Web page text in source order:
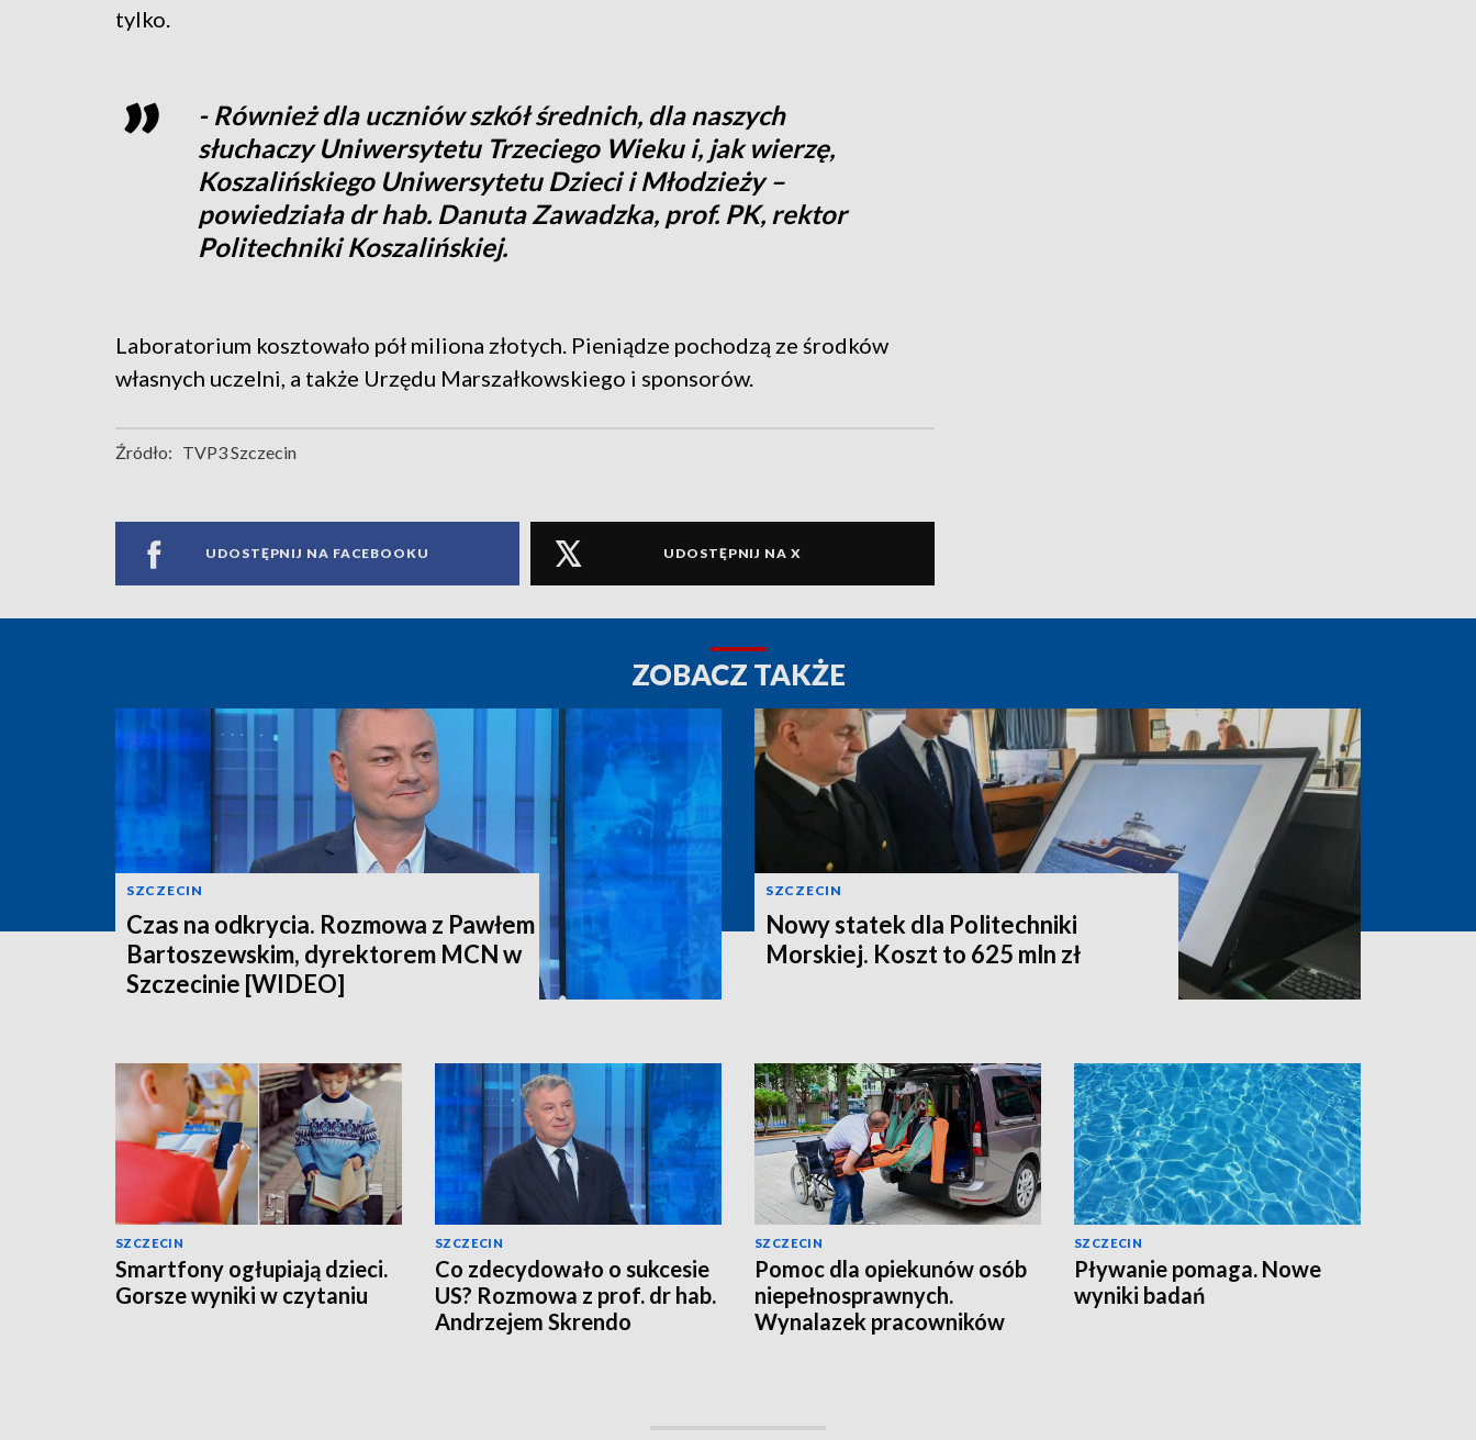
tylko.
- Również dla uczniów szkół średnich, dla naszych
słuchaczy Uniwersytetu Trzeciego Wieku i, jak wierzę,
Koszalińskiego Uniwersytetu Dzieci i Młodzieży –
powiedziała dr hab. Danuta Zawadzka, prof. PK, rektor
Politechniki Koszalińskiej.
Laboratorium kosztowało pół miliona złotych. Pieniądze pochodzą ze środków
własnych uczelni, a także Urzędu Marszałkowskiego i sponsorów.
Źródło: TVP3 Szczecin
UDOSTĘPNIJ NA FACEBOOKU UDOSTĘPNIJ NA X
ZOBACZ TAKŻE
SZCZECIN
Czas na odkrycia. Rozmowa z Pawłem
Bartoszewskim, dyrektorem MCN w
Szczecinie [WIDEO]
SZCZECIN
Nowy statek dla Politechniki
Morskiej. Koszt to 625 mln zł
SZCZECIN
Smartfony ogłupiają dzieci.
Gorsze wyniki w czytaniu
SZCZECIN
Co zdecydowało o sukcesie
US? Rozmowa z prof. dr hab.
Andrzejem Skrendo
SZCZECIN
Pomoc dla opiekunów osób
niepełnosprawnych.
Wynalazek pracowników
SZCZECIN
Pływanie pomaga. Nowe
wyniki badań